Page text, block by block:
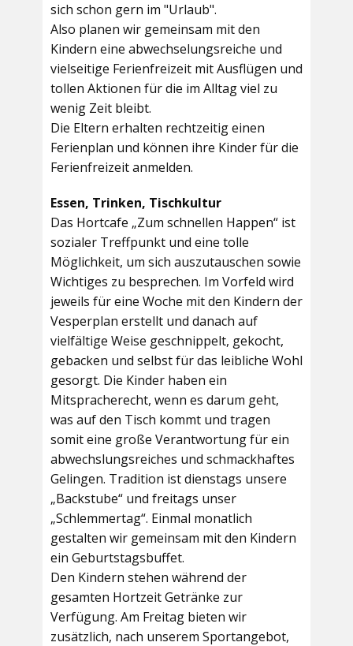
sich schon gern im "Urlaub".
Also planen wir gemeinsam mit den
Kindern eine abwechselungsreiche und
vielseitige Ferienfreizeit mit Ausflügen und
tollen Aktionen für die im Alltag viel zu
wenig Zeit bleibt.
Die Eltern erhalten rechtzeitig einen
Ferienplan und können ihre Kinder für die
Ferienfreizeit anmelden.
Essen, Trinken, Tischkultur
Das Hortcafe „Zum schnellen Happen“ ist
sozialer Treffpunkt und eine tolle
Möglichkeit, um sich auszutauschen sowie
Wichtiges zu besprechen. Im Vorfeld wird
jeweils für eine Woche mit den Kindern der
Vesperplan erstellt und danach auf
vielfältige Weise geschnippelt, gekocht,
gebacken und selbst für das leibliche Wohl
gesorgt. Die Kinder haben ein
Mitspracherecht, wenn es darum geht,
was auf den Tisch kommt und tragen
somit eine große Verantwortung für ein
abwechslungsreiches und schmackhaftes
Gelingen. Tradition ist dienstags unsere
„Backstube“ und freitags unser
„Schlemmertag“. Einmal monatlich
gestalten wir gemeinsam mit den Kindern
ein Geburtstagsbuffet.
Den Kindern stehen während der
gesamten Hortzeit Getränke zur
Verfügung. Am Freitag bieten wir
zusätzlich, nach unserem Sportangebot,